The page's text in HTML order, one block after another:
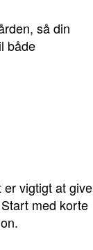
så din
både
vigtigt at give
med korte